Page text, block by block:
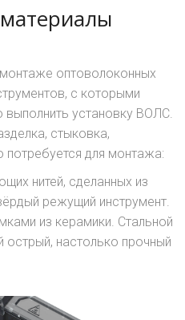
оптоволоконных
с которыми
установку ВОЛС.
стыковка,
потребуется для монтажа:
нитей, сделанных из
режущий инструмент.
из керамики. Стальной
настолько прочный